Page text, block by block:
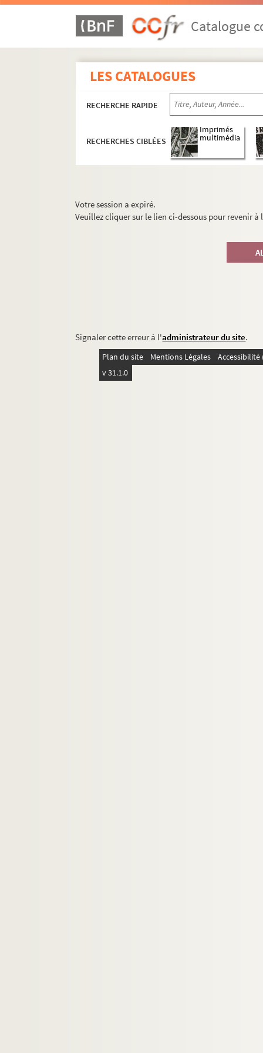
Catalogue
LES CATALOGUES
RECHERCHE RAPIDE
RECHERCHES CIBLÉES
Imprimés
multimédia
Votre session a expiré.
Veuillez cliquer sur le lien ci-dessous pour revenir
Signaler cette erreur à l'administrateur du site.
Plan du site Mentions Légales
v 31.1.0